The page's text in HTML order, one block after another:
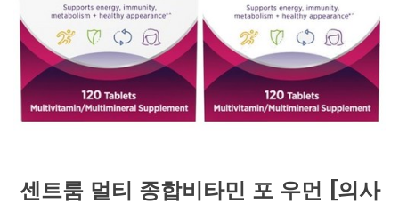
센트룸 멀티 종합비타민 포 우먼 [의사